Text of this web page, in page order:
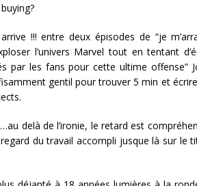
!!! entre deux épisodes de “je
l’univers Marvel tout en tentant
par les fans pour cette ultime offense”
gentil pour trouver 5 min et
delà de l’ironie, le retard est
du travail accompli jusque là sur le